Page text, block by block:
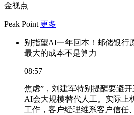
金视点
Peak Point 更多
别指望AI一年回本！邮储银行
最大的成本不是算力
08:57
焦虑”，刘建军特别提醒要避开
AI会大规模替代人工。实际上
工作，客户经理维系客户信任